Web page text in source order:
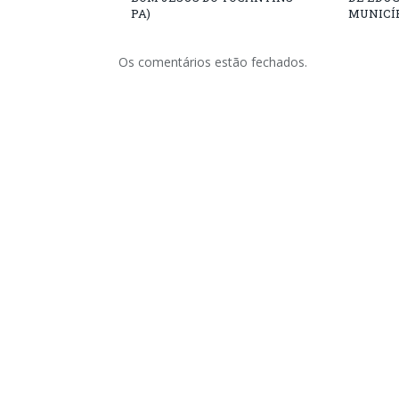
PA)
Os comentários estão fechados.